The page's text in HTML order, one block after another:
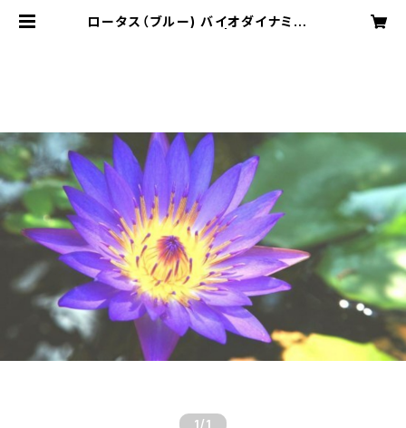
ロータス（ブルー) バイオダイナミック
1 /1